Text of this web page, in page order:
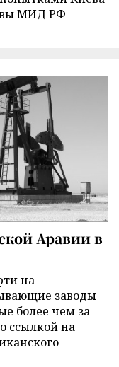
МИД РФ
Аравии в
на
заводы
более чем за
ссылкой на